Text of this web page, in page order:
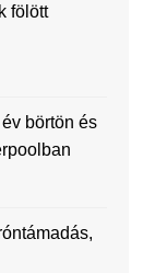
fölött
börtön és